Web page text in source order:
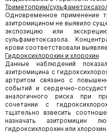
Триметоприм/
Одновременное применение
азитромицином не выявило
экспозицию или
сульфаметоксазола.
крови соответствовали
Гидроксихлорохин и хлорохин
Данные наблюдений
азитромицина с
артритом связано с
событий и сердечно-
аналогичного риска при
сочетании с
тщательно взвесить
назначать азитромицин
гидроксихлорохин или хлорохин.